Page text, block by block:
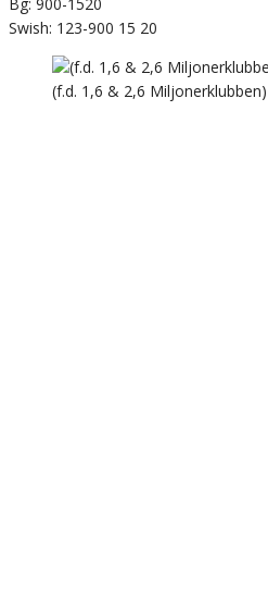
Bg: 900-1520
Swish: 123-900 15 20
(f.d. 1,6 & 2,6 Miljonerklubben)